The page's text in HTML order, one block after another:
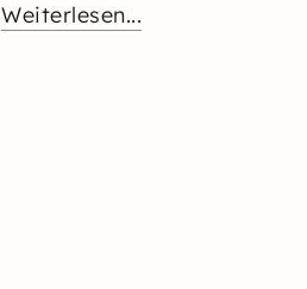
Weiterlesen...